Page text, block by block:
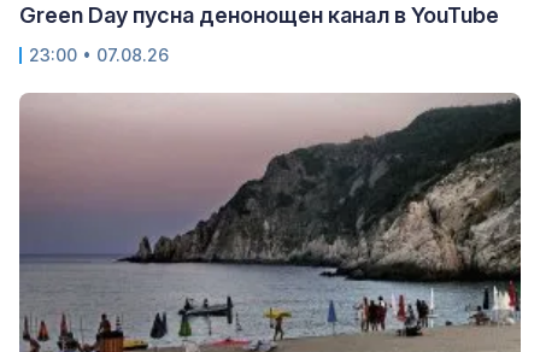
Green Day пусна денонощен канал в YouTube
23:00 • 07.08.26